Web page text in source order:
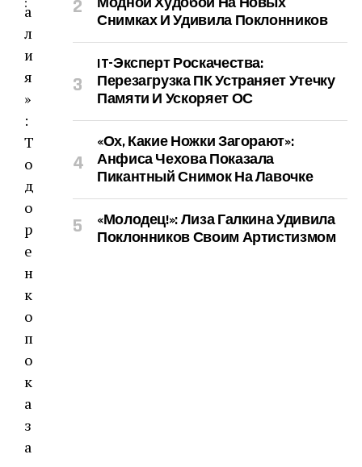
Снимках И Удивила Поклонников
IT-Эксперт Роскачества:
Перезагрузка ПК Устраняет Утечку
Памяти И Ускоряет ОС
«Ох, Какие Ножки Загорают»:
Анфиса Чехова Показала
Пикантный Снимок На Лавочке
«Молодец!»: Лиза Галкина Удивила
Поклонников Своим Артистизмом